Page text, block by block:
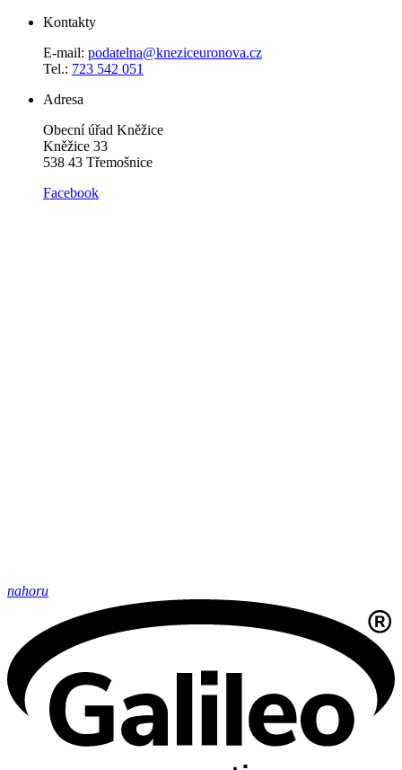
Kontakty
E-mail: podatelna@kneziceuronova.cz
Tel.: 723 542 051
Adresa
Obecní úřad Kněžice
Kněžice 33
538 43 Třemošnice
Facebook
nahoru